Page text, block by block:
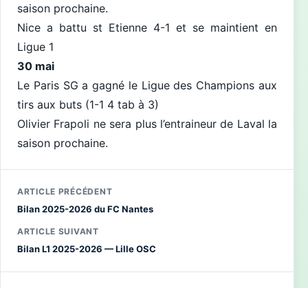
saison prochaine.
Nice a battu st Etienne 4-1 et se maintient en
Ligue 1
30 mai
Le Paris SG a gagné le Ligue des Champions aux
tirs aux buts (1-1 4 tab à 3)
Olivier Frapoli ne sera plus l’entraineur de Laval la
saison prochaine.
ARTICLE PRÉCÉDENT
Bilan 2025-2026 du FC Nantes
ARTICLE SUIVANT
Bilan L1 2025-2026 — Lille OSC